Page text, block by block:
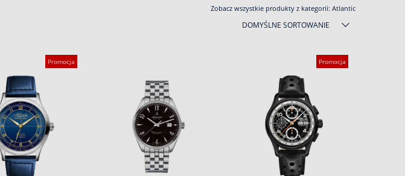
Zobacz wszystkie produkty z kategorii: Atlantic
DOMYŚLNE SORTOWANIE
Promocja Promocja